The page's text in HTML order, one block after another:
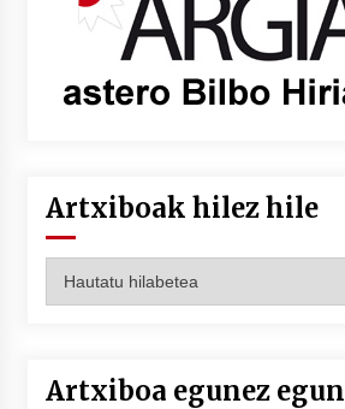
Artxiboak hilez hile
hilez
Artxiboa egunez egun